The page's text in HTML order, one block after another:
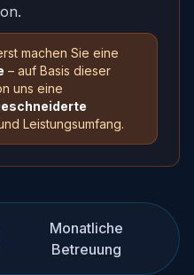
machen Sie eine
– auf Basis dieser
uns eine
Leistungsumfang.
Monatliche
Betreuung